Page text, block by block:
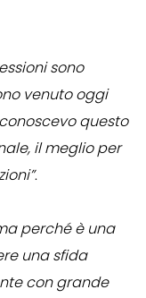
sono
venuto oggi
questo
il meglio per
.
perché è una
una sfida
con grande